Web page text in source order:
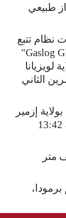
طبيعي
نظام تتبع
السفن الدولية، أن السفينة "Gaslog Glasgow"
لويزيانا
نوفمبر/تشرين الثاني
إزمير
غربي تركيا، أمس الأحد عند الساعة 13:42
الإجمالية 174 ألف متر